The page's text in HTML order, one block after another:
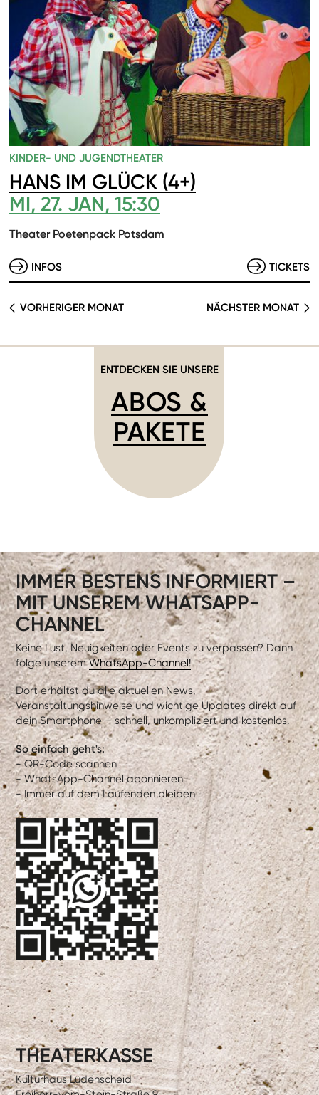
KINDER- UND JUGENDTHEATER
HANS IM GLÜCK (4+)
MI, 27. JAN, 15:30
Theater Poetenpack Potsdam
INFOS TICKETS
VORHERIGER MONAT NÄCHSTER MONAT
ENTDECKEN SIE UNSERE
ABOS &
PAKETE
IMMER BESTENS INFORMIERT –
MIT UNSEREM WHATSAPP-
CHANNEL
Keine Lust, Neuigkeiten oder Events zu verpassen? Dann
folge unseremWhatsApp-Channel!
Dort erhältst du alle aktuellen News,
Veranstaltungshinweise und wichtige Updates direkt auf
dein Smartphone – schnell, unkompliziert und kostenlos.
So einfach geht's:
- QR-Code scannen
- WhatsApp-Channel abonnieren
- Immer auf dem Laufenden bleiben
THEATERKASSE
Kulturhaus Lüdenscheid